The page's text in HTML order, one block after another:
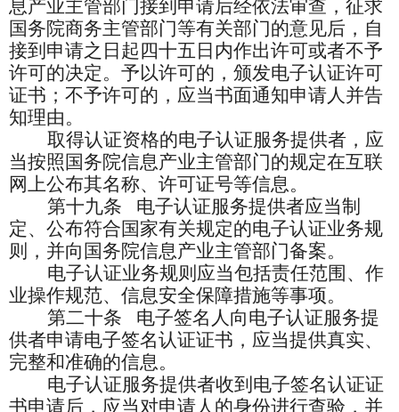
息产业主管部门接到申请后经依法审查，征求
国务院商务主管部门等有关部门的意见后，自
接到申请之日起四十五日内作出许可或者不予
许可的决定。予以许可的，颁发电子认证许可
证书；不予许可的，应当书面通知申请人并告
知理由。
取得认证资格的电子认证服务提供者，应
当按照国务院信息产业主管部门的规定在互联
网上公布其名称、许可证号等信息。
第十九条
电子认证服务提供者应当制
定、公布符合国家有关规定的电子认证业务规
则，并向国务院信息产业主管部门备案。
电子认证业务规则应当包括责任范围、作
业操作规范、信息安全保障措施等事项。
第二十条
电子签名人向电子认证服务提
供者申请电子签名认证证书，应当提供真实、
完整和准确的信息。
电子认证服务提供者收到电子签名认证证
书申请后，应当对申请人的身份进行查验，并